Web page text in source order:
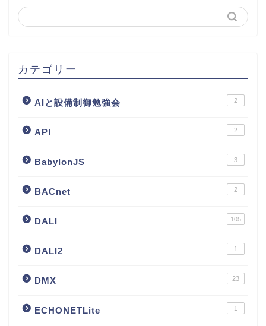
カテゴリー
AIと設備制御勉強会 2
API 2
BabylonJS 3
BACnet 2
DALI 105
DALI2 1
DMX 23
ECHONETLite 1